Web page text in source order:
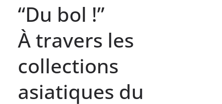
“Du bol !”
À travers les
collections
asiatiques du